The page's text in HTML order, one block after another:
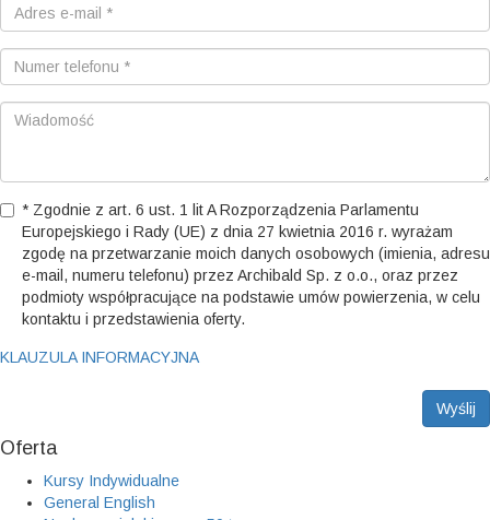
* Zgodnie z art. 6 ust. 1 lit A Rozporządzenia Parlamentu
Europejskiego i Rady (UE) z dnia 27 kwietnia 2016 r. wyrażam
zgodę na przetwarzanie moich danych osobowych (imienia, adresu
e-mail, numeru telefonu) przez Archibald Sp. z o.o., oraz przez
podmioty współpracujące na podstawie umów powierzenia, w celu
kontaktu i przedstawienia oferty.
KLAUZULA INFORMACYJNA
Wyślij
Oferta
Kursy Indywidualne
General English